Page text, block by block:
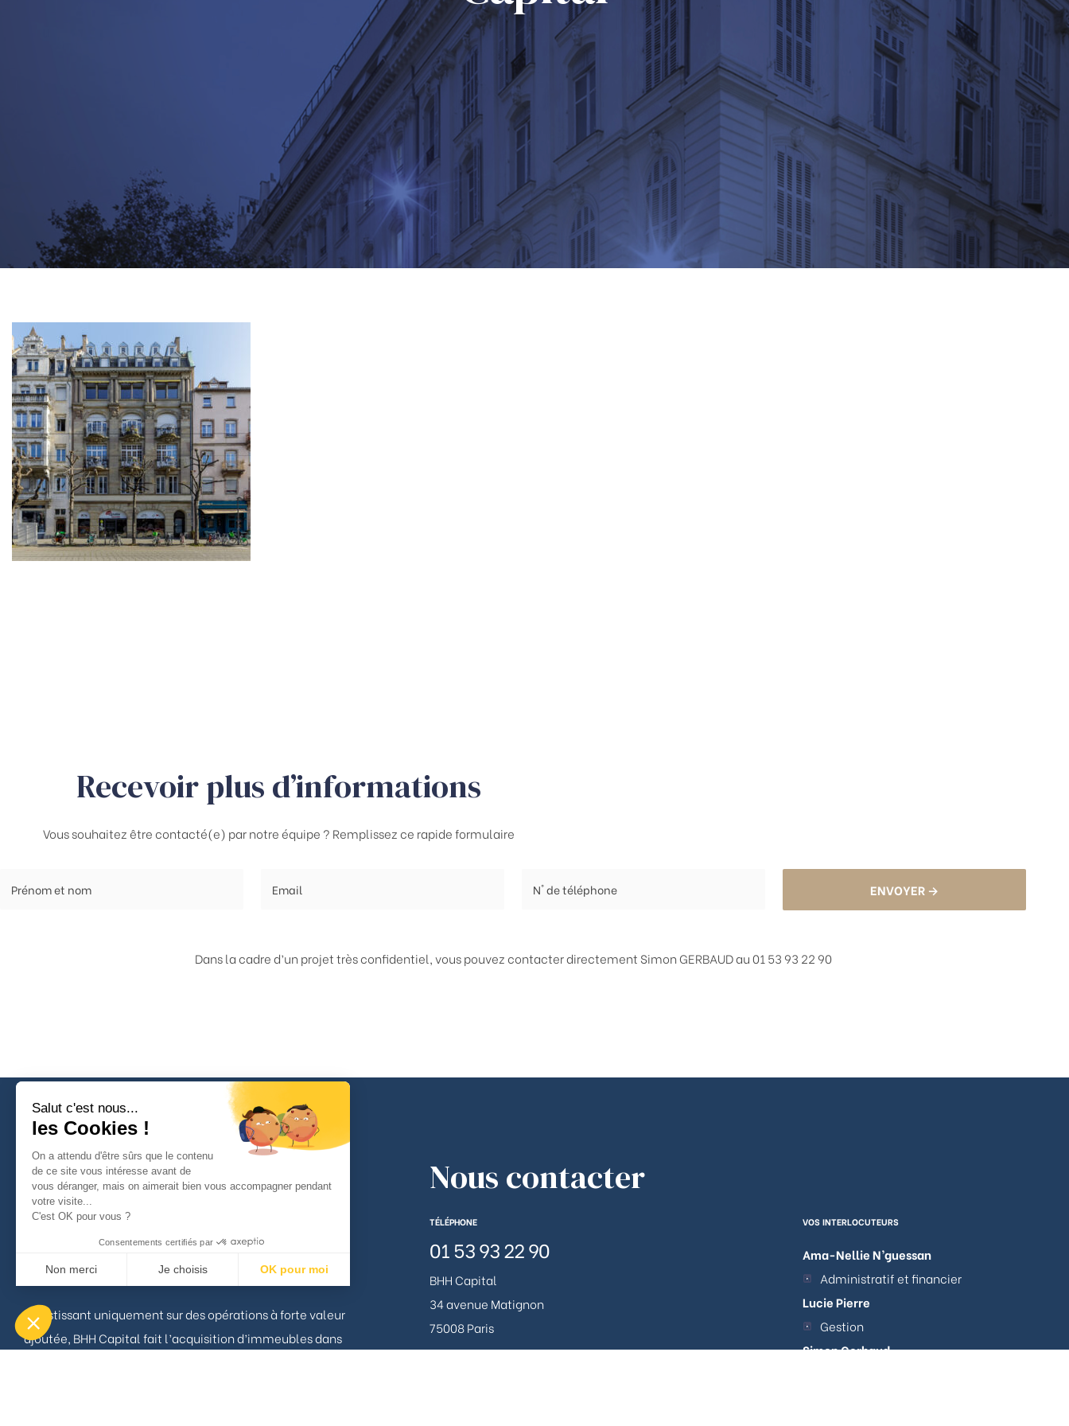
Recevoir plus d’informations
Vous souhaitez être contacté(e) par notre équipe ? Remplissez ce rapide formulaire
ENVOYER →
Dans la cadre d’un projet très confidentiel, vous pouvez contacter directement Simon GERBAUD au 01 53 93 22 90
À propos
BHH Capital est un acteur pragmatique du marché
Immobilier capable d’opérer aussi bien sur le résidentiel
que le commercial.
Investissant uniquement sur des opérations à forte valeur
ajoutée, BHH Capital fait l’acquisition d’immeubles dans
Nous contacter
TÉLÉPHONE
01 53 93 22 90
BHH Capital
34 avenue Matignon
75008 Paris
VOS INTERLOCUTEURS
Ama-Nellie N’guessan
Administratif et financier
Lucie Pierre
Gestion
Simon Gerbaud
Salut c'est nous...
les Cookies !
On a attendu d'être sûrs que le contenu
de ce site vous intéresse avant de
vous déranger, mais on aimerait bien vous accompagner pendant
votre visite...
C'est OK pour vous ?
Consentements certifiés par
Non merci Je choisis
OK pour moi
Notre plateforme vous permet d'adapter et de gérer vos paramètres de confidentialité, en garantissant la conformité avec les réglementations. Personnalisez vos préférences pour contrôler la manière